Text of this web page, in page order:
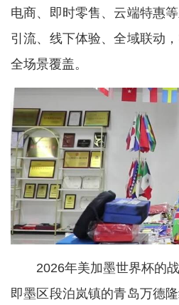
电商、即时零售、云端特惠
引流、线下体验、全域联动
全场景覆盖。
2026年美加墨世界杯的
即墨区段泊岚镇的青岛万德